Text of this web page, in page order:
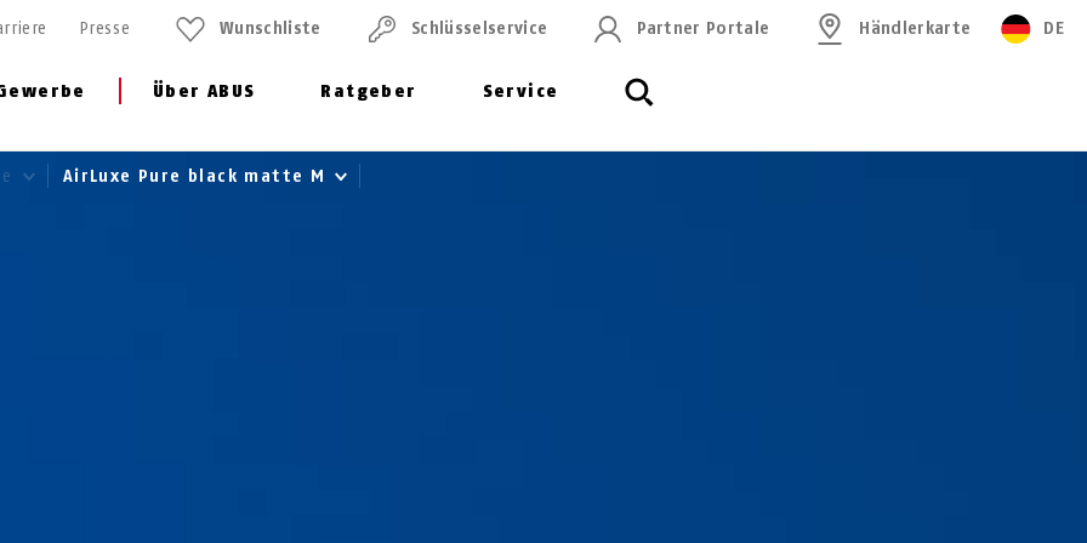
Über ABUS Ratgeber Service
Presse Wunschliste Schlüssel­service Partner Portale Händlerkarte DE
AirLuxe Pure black matte M